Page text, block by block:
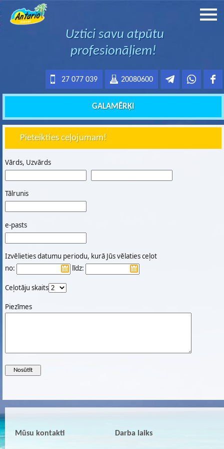
Uztici savu atpūtu
profesionāļiem!
20080600
27 077 039
GALAMĒRĶI
Pieteikties ceļojumam!
Vārds, Uzvārds
Tālrunis
e-pasts
Izvēlieties datumu periodu, kurā Jūs vēlaties ceļot
no:
līdz:
Ceļotāju skaits
Piezīmes
Mūsu kontakti Darba laiks